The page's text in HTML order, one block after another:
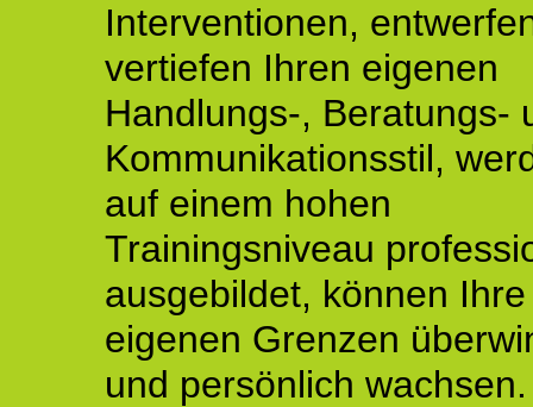
Interventionen,
vertiefen Ihren eigenen
Handlungs-, Beratungs-
Kommunikationsstil,
auf einem hohen
Trainingsniveau
ausgebildet, können Ihre
eigenen Grenzen
und persönlich wachsen.